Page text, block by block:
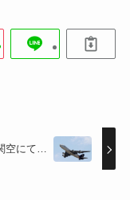
空にて…